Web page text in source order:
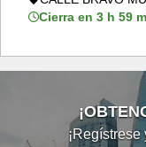
Cierra en 3 h 59